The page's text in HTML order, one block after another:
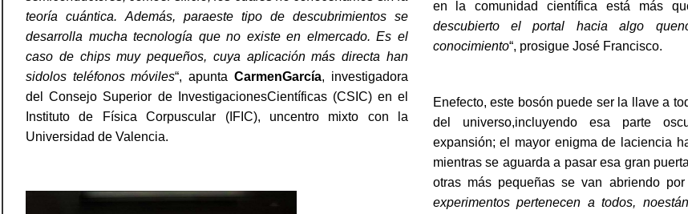
teoría cuántica. Además, paraeste tipo de descubrimientos se
desarrolla mucha tecnología que no existe en elmercado. Es el
caso de chips muy pequeños, cuya aplicación más directa han
sidolos teléfonos móviles“, apunta CarmenGarcía, investigadora
del Consejo Superior de InvestigacionesCientíficas (CSIC) en el
Instituto de Física Corpuscular (IFIC), uncentro mixto con la
Universidad de Valencia.
en la comunidad científica está más
descubierto el portal hacia algo
conocimiento“, prosigue José Francisco.
Enefecto, este bosón puede ser la llave a
del universo,incluyendo esa parte
expansión; el mayor enigma de laciencia
mientras se aguarda a pasar esa gran
otras más pequeñas se van abriendo
experimentos pertenecen a todos,